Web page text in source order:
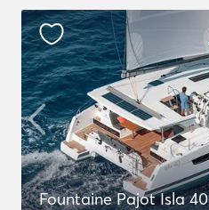
Fountaine Pajot Isla 40